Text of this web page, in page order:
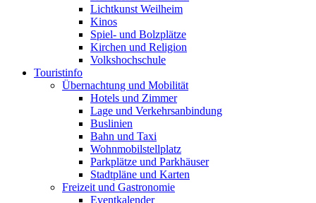
Lichtkunst Weilheim
Kinos
Spiel- und Bolzplätze
Kirchen und Religion
Volkshochschule
Touristinfo
Übernachtung und Mobilität
Hotels und Zimmer
Lage und Verkehrsanbindung
Buslinien
Bahn und Taxi
Wohnmobilstellplatz
Parkplätze und Parkhäuser
Stadtpläne und Karten
Freizeit und Gastronomie
Eventkalender